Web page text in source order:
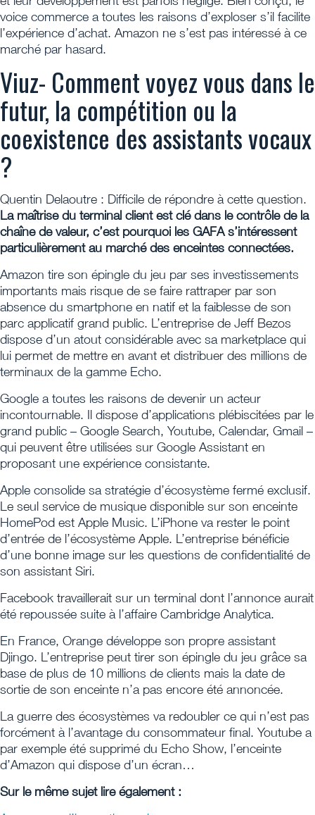
voice commerce a toutes les raisons d’exploser s’il facilite
l’expérience d’achat. Amazon ne s’est pas intéressé à ce
marché par hasard.
Viuz- Comment voyez vous dans le
futur, la compétition ou la
coexistence des assistants vocaux
?
Quentin Delaoutre : Difficile de répondre à cette question.
La maîtrise du terminal client est clé dans le contrôle de la
chaîne de valeur, c’est pourquoi les GAFA s’intéressent
particulièrement au marché des enceintes connectées.
Amazon tire son épingle du jeu par ses investissements
importants mais risque de se faire rattraper par son
absence du smartphone en natif et la faiblesse de son
parc applicatif grand public. L’entreprise de Jeff Bezos
dispose d’un atout considérable avec sa marketplace qui
lui permet de mettre en avant et distribuer des millions de
terminaux de la gamme Echo.
Google a toutes les raisons de devenir un acteur
incontournable. Il dispose d’applications plébiscitées par le
grand public – Google Search, Youtube, Calendar, Gmail –
qui peuvent être utilisées sur Google Assistant en
proposant une expérience consistante.
Apple consolide sa stratégie d’écosystème fermé exclusif.
Le seul service de musique disponible sur son enceinte
HomePod est Apple Music. L’iPhone va rester le point
d’entrée de l’écosystème Apple. L’entreprise bénéficie
d’une bonne image sur les questions de confidentialité de
son assistant Siri.
Facebook travaillerait sur un terminal dont l’annonce aurait
été repoussée suite à l’affaire Cambridge Analytica.
En France, Orange développe son propre assistant
Djingo. L’entreprise peut tirer son épingle du jeu grâce sa
base de plus de 10 millions de clients mais la date de
sortie de son enceinte n’a pas encore été annoncée.
La guerre des écosystèmes va redoubler ce qui n’est pas
forcément à l’avantage du consommateur final. Youtube a
par exemple été supprimé du Echo Show, l’enceinte
d’Amazon qui dispose d’un écran…
Sur le même sujet lire également :